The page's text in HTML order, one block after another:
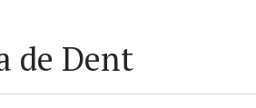
de Dent